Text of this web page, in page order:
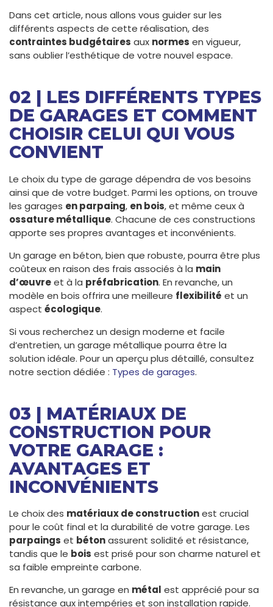
Dans cet article, nous allons vous guider sur les
différents aspects de cette réalisation, des
contraintes budgétaires aux normes en vigueur,
sans oublier l’esthétique de votre nouvel espace.
02 | LES DIFFÉRENTS TYPES
DE GARAGES ET COMMENT
CHOISIR CELUI QUI VOUS
CONVIENT
Le choix du type de garage dépendra de vos besoins
ainsi que de votre budget. Parmi les options, on trouve
les garages en parpaing, en bois, et même ceux à
ossature métallique. Chacune de ces constructions
apporte ses propres avantages et inconvénients.
Un garage en béton, bien que robuste, pourra être plus
coûteux en raison des frais associés à la main
d’œuvreet à la préfabrication. En revanche, un
modèle en bois offrira une meilleure flexibilité et un
aspect écologique.
Si vous recherchez un design moderne et facile
d’entretien, un garage métallique pourra être la
solution idéale. Pour un aperçu plus détaillé, consultez
notre section dédiée : Types de garages.
03 | MATÉRIAUX DE
CONSTRUCTION POUR
VOTRE GARAGE :
AVANTAGES ET
INCONVÉNIENTS
Le choix des matériaux de constructionest crucial
pour le coût final et la durabilité de votre garage. Les
parpaings et bétonassurent solidité et résistance,
tandis que le bois est prisé pour son charme naturel et
sa faible empreinte carbone.
En revanche, un garage en métal est apprécié pour sa
résistance aux intempéries et son installation rapide.